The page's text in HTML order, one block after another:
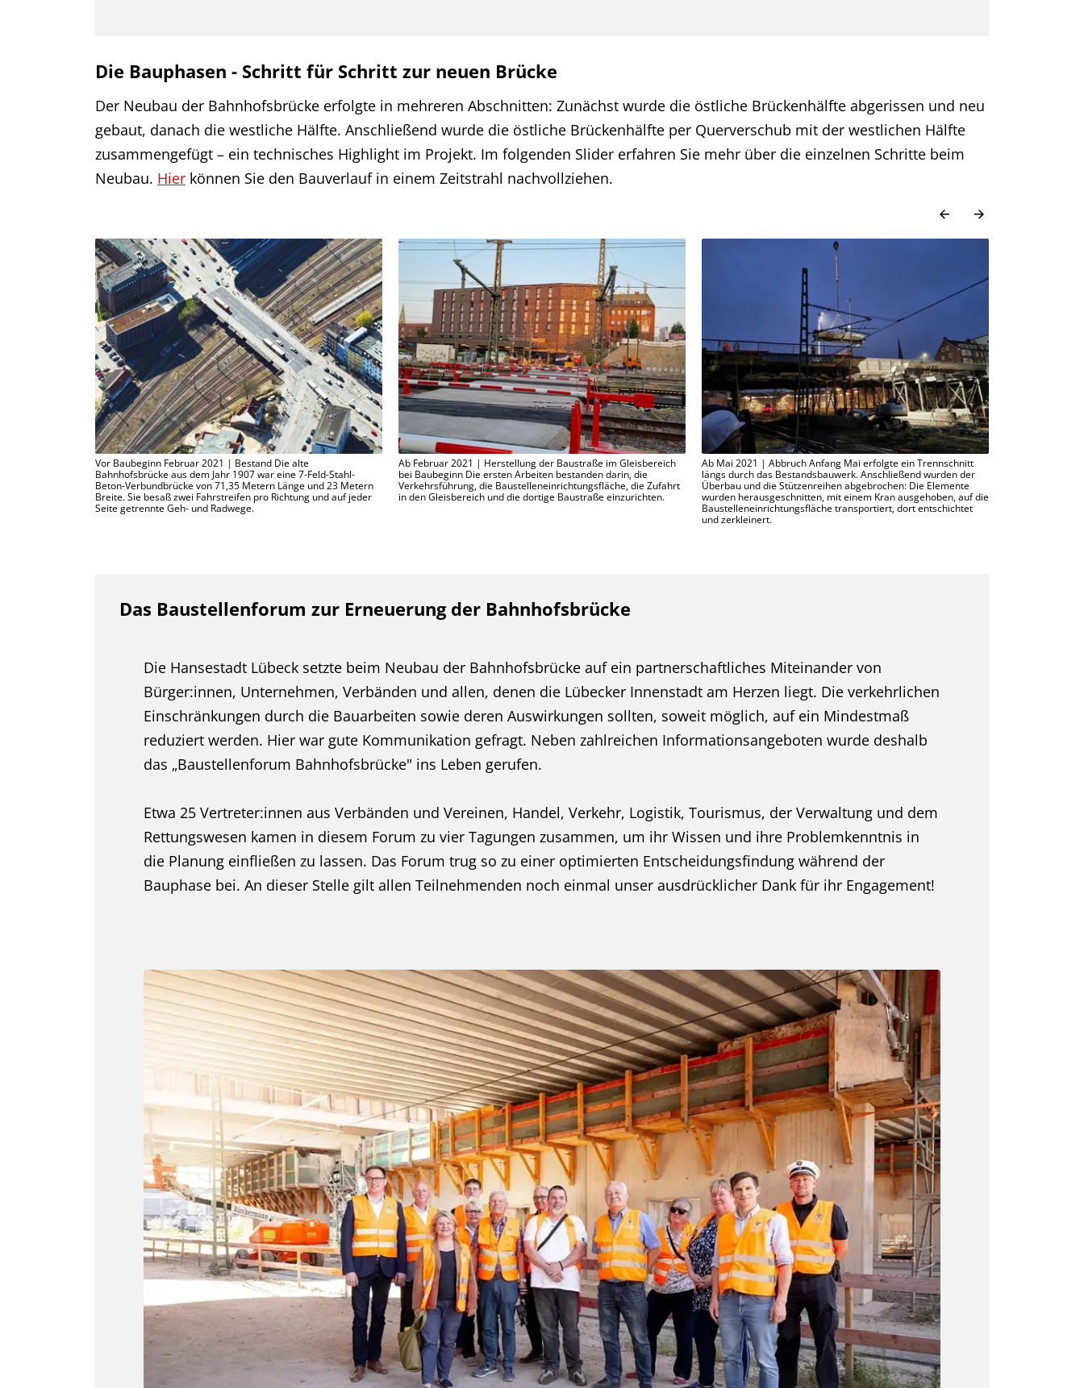
Die Bauphasen - Schritt für Schritt zur neuen Brücke
Der Neubau der Bahnhofsbrücke erfolgte in mehreren Abschnitten: Zunächst wurde die östliche Brückenhälfte abgerissen und neu
gebaut, danach die westliche Hälfte. Anschließend wurde die östliche Brückenhälfte per Querverschub mit der westlichen Hälfte
zusammengefügt – ein technisches Highlight im Projekt. Im folgenden Slider erfahren Sie mehr über die einzelnen Schritte beim
Neubau. Hier können Sie den Bauverlauf in einem Zeitstrahl nachvollziehen.
Vor Baubeginn Februar 2021 | Bestand Die alte
Bahnhofsbrücke aus dem Jahr 1907 war eine 7-Feld-Stahl-
Beton-Verbundbrücke von 71,35 Metern Länge und 23 Metern
Breite. Sie besaß zwei Fahrstreifen pro Richtung und auf jeder
Seite getrennte Geh- und Radwege.
Ab Februar 2021 | Herstellung der Baustraße im Gleisbereich
bei Baubeginn Die ersten Arbeiten bestanden darin, die
Verkehrsführung, die Baustelleneinrichtungsfläche, die Zufahrt
in den Gleisbereich und die dortige Baustraße einzurichten.
Ab Mai 2021 | Abbruch Anfang Mai erfolgte ein Trennschnitt
längs durch das Bestandsbauwerk. Anschließend wurden der
Überbau und die Stützenreihen abgebrochen: Die Elemente
wurden herausgeschnitten, mit einem Kran ausgehoben, auf die
Baustelleneinrichtungsfläche transportiert, dort entschichtet
und zerkleinert.
Das Baustellenforum zur Erneuerung der Bahnhofsbrücke
Die Hansestadt Lübeck setzte beim Neubau der Bahnhofsbrücke auf ein partnerschaftliches Miteinander von
Bürger:innen, Unternehmen, Verbänden und allen, denen die Lübecker Innenstadt am Herzen liegt. Die verkehrlichen
Einschränkungen durch die Bauarbeiten sowie deren Auswirkungen sollten, soweit möglich, auf ein Mindestmaß
reduziert werden. Hier war gute Kommunikation gefragt. Neben zahlreichen Informationsangeboten wurde deshalb
das „Baustellenforum Bahnhofsbrücke" ins Leben gerufen.
Etwa 25 Vertreter:innen aus Verbänden und Vereinen, Handel, Verkehr, Logistik, Tourismus, der Verwaltung und dem
Rettungswesen kamen in diesem Forum zu vier Tagungen zusammen, um ihr Wissen und ihre Problemkenntnis in
die Planung einfließen zu lassen. Das Forum trug so zu einer optimierten Entscheidungsfindung während der
Bauphase bei. An dieser Stelle gilt allen Teilnehmenden noch einmal unser ausdrücklicher Dank für ihr Engagement!